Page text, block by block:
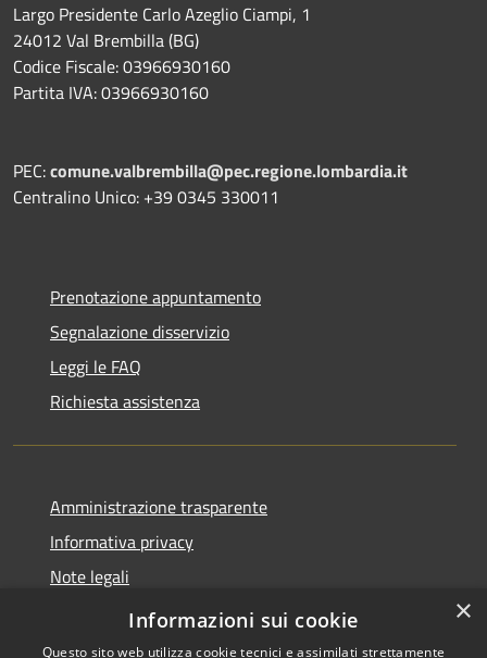
Largo Presidente Carlo Azeglio Ciampi, 1
24012 Val Brembilla (BG)
Codice Fiscale: 03966930160
Partita IVA: 03966930160
PEC:comune.valbrembilla@pec.regione.lombardia.it
Centralino Unico: +39 0345 330011
Prenotazione appuntamento
Segnalazione disservizio
Leggi le FAQ
Richiesta assistenza
Amministrazione trasparente
Informativa privacy
Note legali
Dichiarazione di accessibilità
×
Informazioni sui cookie
Questo sito web utilizza cookie tecnici e assimilati strettamente